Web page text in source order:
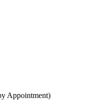
Appointment)